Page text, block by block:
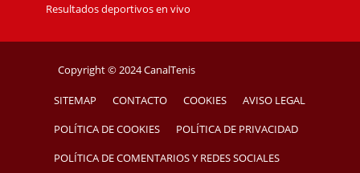
Resultados deportivos en vivo
Copyright © 2024 CanalTenis
SITEMAP CONTACTO COOKIES AVISO LEGAL
POLÍTICA DE COOKIES POLÍTICA DE PRIVACIDAD
POLÍTICA DE COMENTARIOS Y REDES SOCIALES